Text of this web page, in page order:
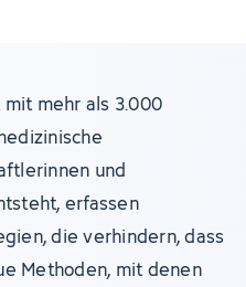
mehr als 3.000
und
erfassen
die verhindern, dass
Methoden, mit denen